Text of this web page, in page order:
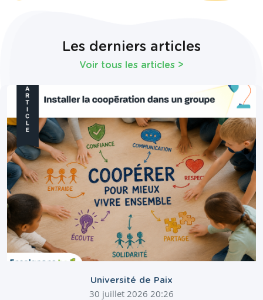
Les derniers articles
Voir tous les articles >
Université de Paix
30 juillet 2026 20:26